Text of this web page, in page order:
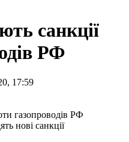
санкції
РФ
17:59
нові санкції